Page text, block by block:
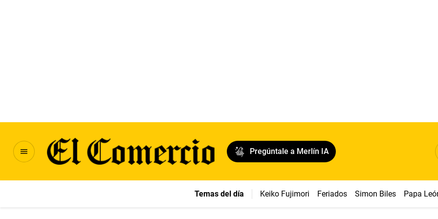
Pregúntale a Merlín IA
Temas del día Keiko Fujimori Feriados Simon Biles Papa